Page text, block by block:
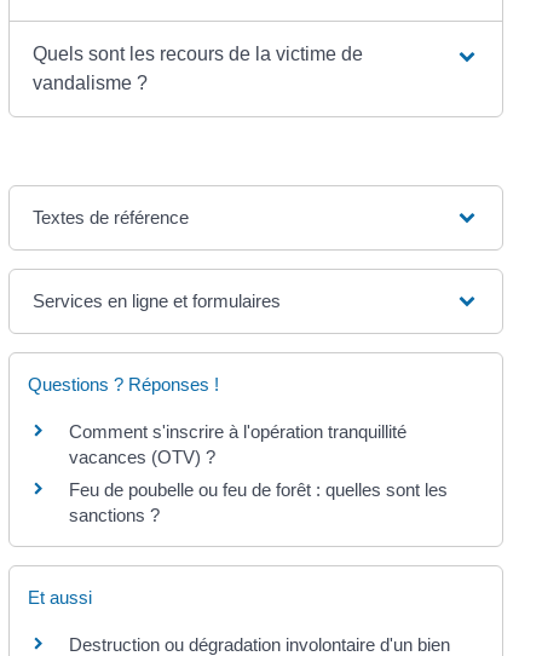
Quels sont les recours de la victime de
vandalisme ?
Textes de référence
Services en ligne et formulaires
Questions ? Réponses !
Comment s'inscrire à l'opération tranquillité
vacances (OTV) ?
Feu de poubelle ou feu de forêt : quelles sont les
sanctions ?
Et aussi
Destruction ou dégradation involontaire d'un bien